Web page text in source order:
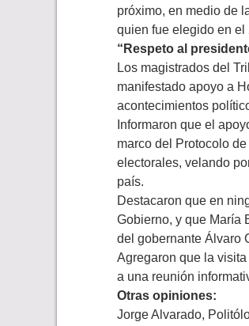
próximo, en medio de
quien fue elegido en el
“Respeto al
Los magistrados del
manifestado apoyo a
acontecimientos
Informaron que el
marco del Protocolo
electorales, velando
país.
Destacaron que en
Gobierno, y que María
del gobernante Álvaro
Agregaron que la
a una reunión
Otras opiniones:
Jorge Alvarado,